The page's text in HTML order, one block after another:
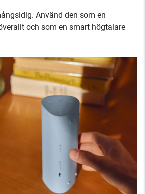
Använd den som en
och som en smart högtalare